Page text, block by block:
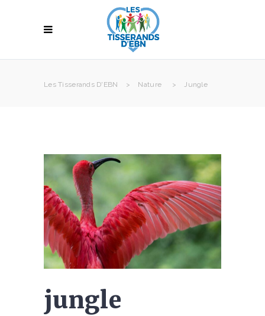
Les Tisserands D'EBN > Nature > Jungle
jungle